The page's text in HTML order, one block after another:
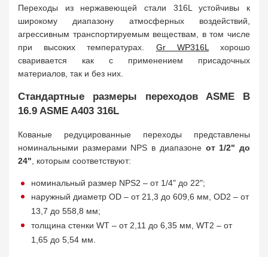
Переходы из нержавеющей стали 316L устойчивы к
широкому диапазону атмосферных воздействий,
агрессивным транспортируемым веществам, в том числе
при высоких температурах. Gr WP316L
хорошо
сваривается как с применением присадочных
материалов, так и без них.
Стандартные размеры переходов ASME B
16.9 ASME A403 316L
Кованые редуцированные переходы представлены
номинальными размерами NPS в диапазоне от 1/2" до
24" , которым соответствуют:
номинальный размер NPS2 – от 1/4" до 22";
наружный диаметр OD – от 21,3 до 609,6 мм, OD2 – от
13,7 до 558,8 мм;
толщина стенки WT – от 2,11 до 6,35 мм, WT2 – от
1,65 до 5,54 мм.